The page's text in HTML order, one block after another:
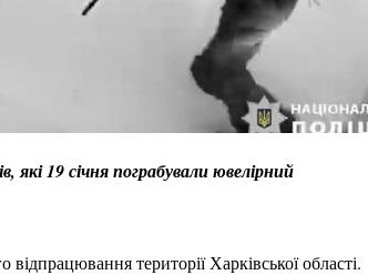
які 19 січня пограбували ювелірний
території Харківської області.